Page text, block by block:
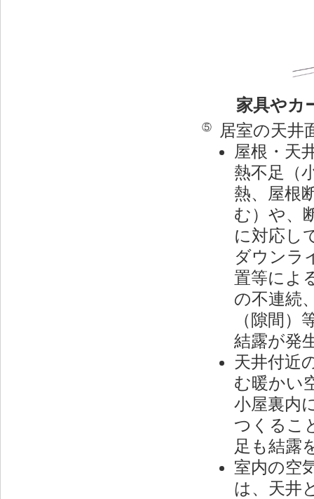
家具やカ
⑤
居室の天井
屋根・天
熱不足（
熱、屋根
む）や、
に対応し
ダウンラ
置等によ
の不連続
（隙間
結露が発
天井付近
む暖かい
小屋裏内
つくるこ
足も結露
室内の空
は、天井